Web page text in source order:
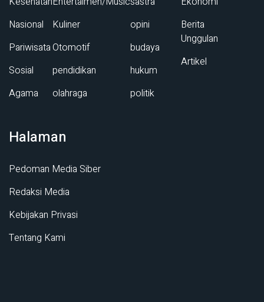
Nasional
Pariwisata
Sosial
Agama
Kuliner
Otomotif
pendidikan
olahraga
opini
budaya
hukum
politik
Berita
Unggulan
Artikel
Halaman
Pedoman Media Siber
Redaksi Media
Kebijakan Privasi
Tentang Kami